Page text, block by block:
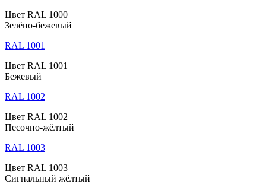
Цвет RAL 1000
Зелёно-бежевый
RAL 1001
Цвет RAL 1001
Бежевый
RAL 1002
Цвет RAL 1002
Песочно-жёлтый
RAL 1003
Цвет RAL 1003
Сигнальный жёлтый